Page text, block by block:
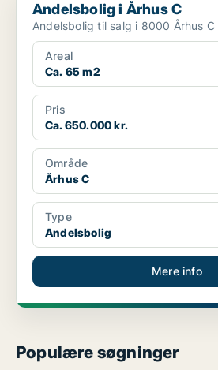
Andelsbolig i Århus C
Areal
Ca. 65 m2
Pris
Ca. 650.000 kr.
Område
Århus C
Type
Andelsbolig
Mere info
Populære søgninger